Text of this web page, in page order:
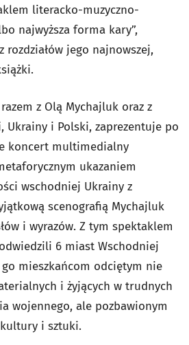
literacko-muzyczno-
najwyższa forma kary”,
jego najnowszej,
z Olą Mychajluk oraz z
Ukrainy i Polski, zaprezentuje po
koncert multimedialny
ukazaniem
wschodniej Ukrainy z
scenografią Mychajluk
i wyrazów. Z tym spektaklem
6 miast Wschodniej
mieszkańcom odciętym nie
i żyjących w trudnych
wojennego, ale pozbawionym
i sztuki.